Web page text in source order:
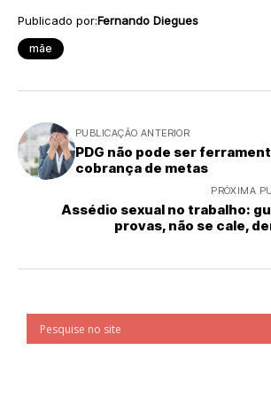
Publicado por:Fernando Diegues
mãe
PUBLICAÇÃO ANTERIOR
PDG não pode ser
cobrança de metas
PRÓXIMA
Assédio sexual no trabalho:
provas, não se cale,